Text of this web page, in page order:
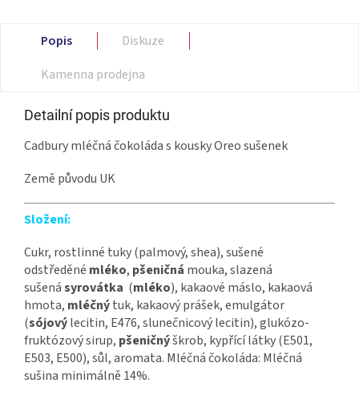
Popis
Diskuze
Kamenna prodejna
Detailní popis produktu
Cadbury mléčná čokoláda s kousky Oreo sušenek
Země původu UK
Složení:
Cukr, rostlinné tuky (palmový, shea), sušené
odstředěné mléko, pšeničná mouka, slazená
sušenásyrovátka (mléko), kakaové máslo, kakaová
hmota, mléčnýtuk, kakaový prášek, emulgátor
(sójovýlecitin, E476, slunečnicový lecitin), glukózo-
fruktózový sirup, pšeničnýškrob, kypřící látky (E501,
E503, E500), sůl, aromata. Mléčná čokoláda: Mléčná
sušina minimálně 14%.